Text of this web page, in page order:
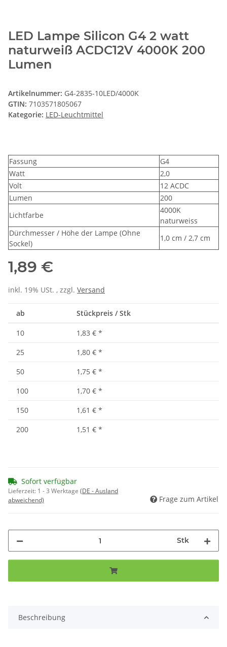
LED Lampe Silicon G4 2 watt
naturweiß ACDC12V 4000K 200
Lumen
Artikelnummer: G4-2835-10LED/4000K
GTIN: 7103571805067
Kategorie: LED-Leuchtmittel
Fassung
G4
Watt
2,0
Volt
12 ACDC
Lumen
200
Lichtfarbe
4000K
naturweiss
Dürchmesser / Höhe der Lampe (Ohne
Sockel)
1,0 cm / 2,7 cm
1,89 €
inkl. 19% USt. , zzgl. Versand
ab Stückpreis / Stk
10 1,83 € *
25
1,80 € *
50
1,75 € *
100
1,70 € *
150
1,61 € *
200
1,51 € *
Sofort verfügbar
Lieferzeit: 1 - 3 Werktage (DE - Ausland
abweichend)
Frage zum Artikel
Stk
Beschreibung